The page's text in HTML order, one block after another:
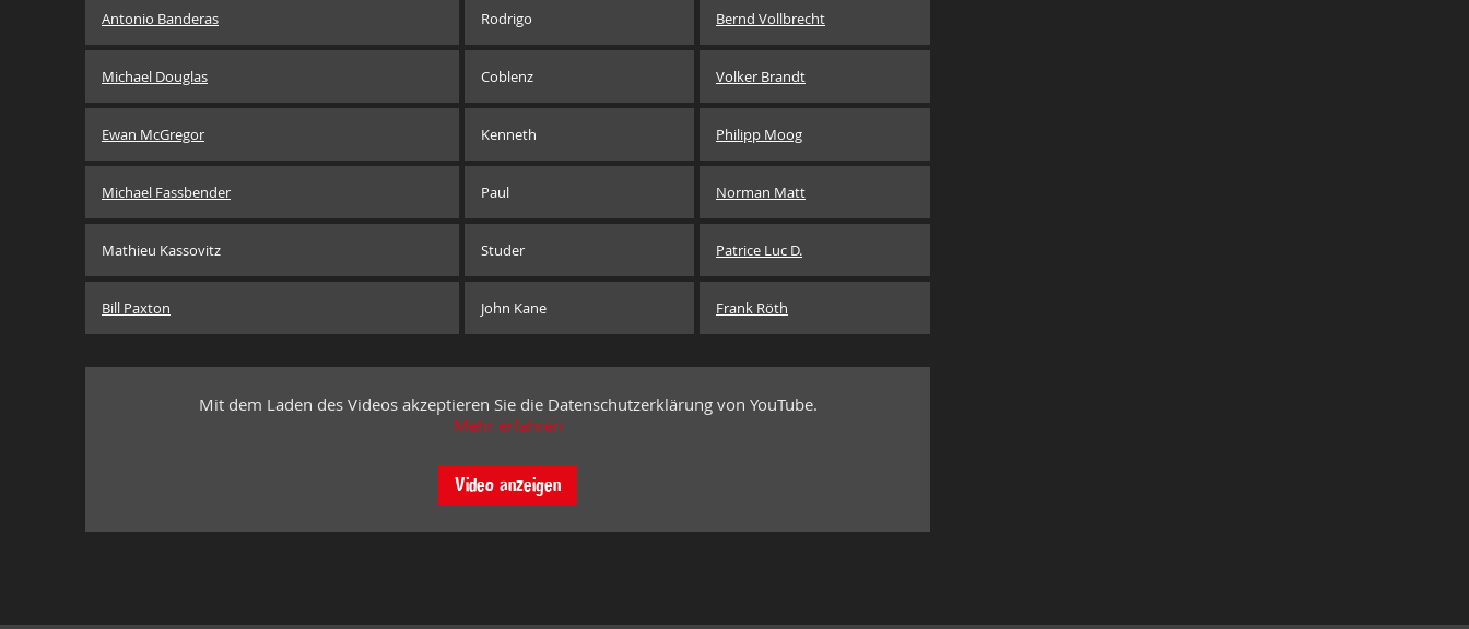
Antonio Banderas Rodrigo Bernd Vollbrecht
Michael Douglas Coblenz Volker Brandt
Ewan McGregor Kenneth Philipp Moog
Michael Fassbender Paul Norman Matt
Mathieu Kassovitz Studer Patrice Luc D.
Bill Paxton John Kane Frank Röth
Mit dem Laden des Videos akzeptieren Sie die Datenschutzerklärung von YouTube.
Mehr erfahren
Video anzeigen